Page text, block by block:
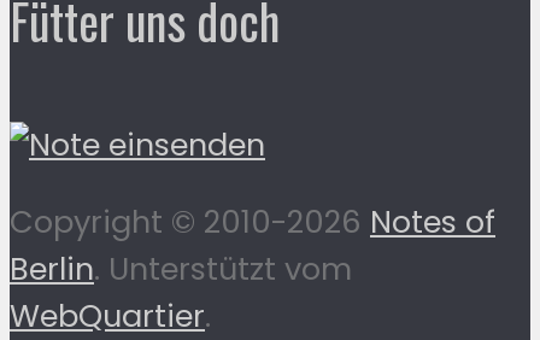
Fütter uns doch
Copyright © 2010-2026 Notes of
Berlin. Unterstützt vom
WebQuartier.